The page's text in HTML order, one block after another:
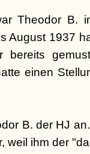
Theodor B.
August 1937
bereits
einen
B. der HJ
weil ihm der